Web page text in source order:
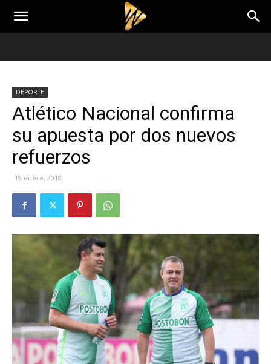
DEPORTE
Atlético Nacional confirma
su apuesta por dos nuevos
refuerzos
19 enero, 2018